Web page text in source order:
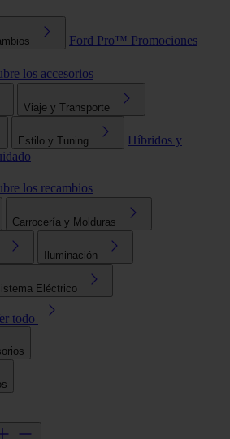
Ford Pro™ Promociones
los accesorios
Viaje y Transporte
Estilo y Tuning
Híbridos y
los recambios
Carrocería y Molduras
Iluminación
Eléctrico
todo